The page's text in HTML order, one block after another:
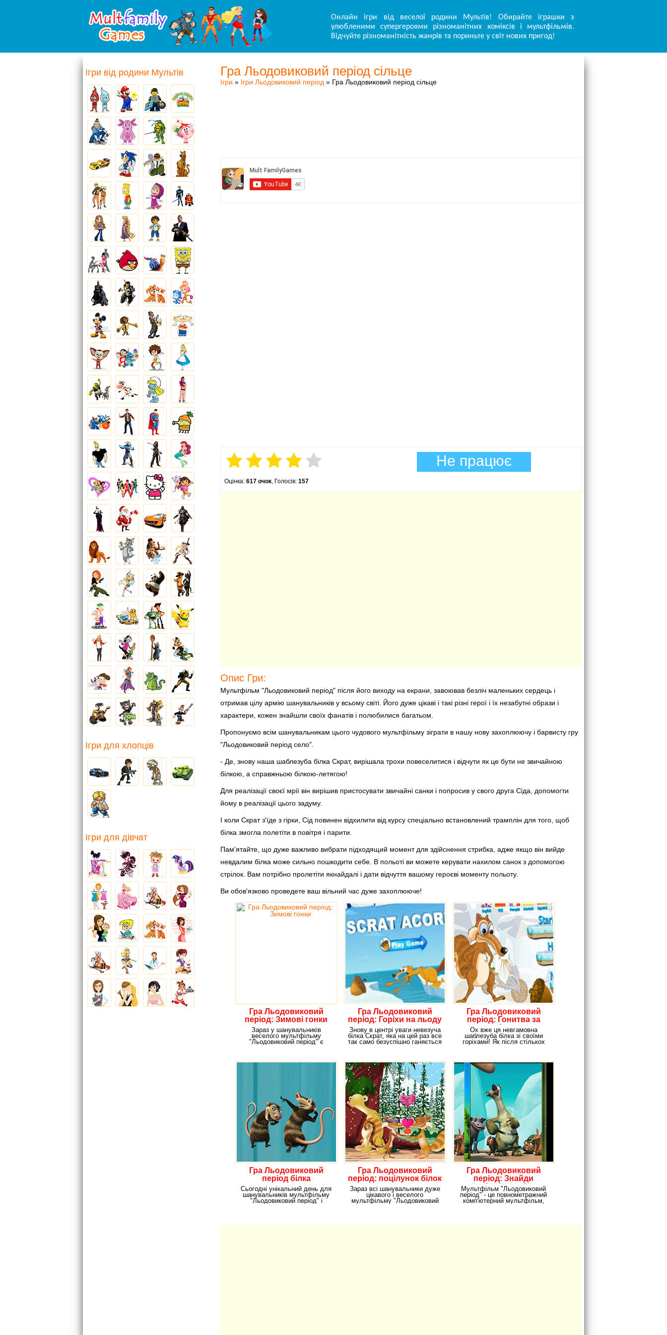
Онлайн ігри від веселої родини Мультів! Обирайте іграшки з
улюбленими супергероями різноманітних коміксів і мультфільмів.
Відчуйте різноманітність жанрів та пориньте у світ нових пригод!
Гра Льодовиковий період сільце
Ігри » Ігри Льодовиковий період » Гра Льодовиковий період сільце
Оцінка: 617 очок, Голосів: 157
Не працює
Опис Гри:
Мультфільм "Льодовиковий період" після його виходу на екрани, завоював безліч маленьких сердець і
отримав цілу армію шанувальників у всьому світі. Його дуже цікаві і такі різні герої і їх незабутні образи і
характери, кожен знайшли своїх фанатів і полюбилися багатьом.
Пропонуємо всім шанувальникам цього чудового мультфільму зіграти в нашу нову захоплюючу і барвисту гру
"Льодовиковий період село".
- Де, знову наша шаблезуба білка Скрат, вирішала трохи повеселитися і відчути як це бути не звичайною
білкою, а справжньою білкою-летягою!
Для реалізації своєї мрії він вирішив пристосувати звичайні санки і попросив у свого друга Сіда, допомогти
йому в реалізації цього задуму.
І коли Скрат з'їде з гірки, Сід повинен відхилити від курсу спеціально встановлений трамплін для того, щоб
білка змогла полетіти в повітря і парити.
Пам'ятайте, що дуже важливо вибрати підходящий момент для здійснення стрибка, адже якщо він вийде
невдалим білка може сильно пошкодити себе. В польоті ви можете керувати нахилом санок з допомогою
стрілок. Вам потрібно пролетіти якнайдалі і дати відчуття вашому героєві моменту польоту.
Ви обов'язково проведете ваш вільний час дуже захоплююче!
Гра Льодовиковий
період: Зимові гонки
Зараз у шанувальників
веселого мультфільму
"Льодовиковий період" є
Гра Льодовиковий
період: Горіхи на льоду
Знову в центрі уваги невезуча
білка Скрат, яка на цей раз все
так само безуспішно ганяється
Гра Льодовиковий
період: Гонитва за
горіхами
Ох вже ця невгамовна
шаблезуба білка зі своїми
горіхами! Як після стількох
Гра Льодовиковий
період білка
Сьогодні унікальний день для
шанувальників мультфільму
"Льодовиковий період" і
Гра Льодовиковий
період: поцілунок білок
Зараз всі шанувальники дуже
цікавого і веселого
мультфільму "Льодовиковий
Гра Льодовиковий
період: Знайди
відмінності
Мультфільм "Льодовиковий
період" - це повнометражний
комп'ютерний мультфільм,
Ігри від родини Мультів
Ігри для хлопців
Ігри для дівчат